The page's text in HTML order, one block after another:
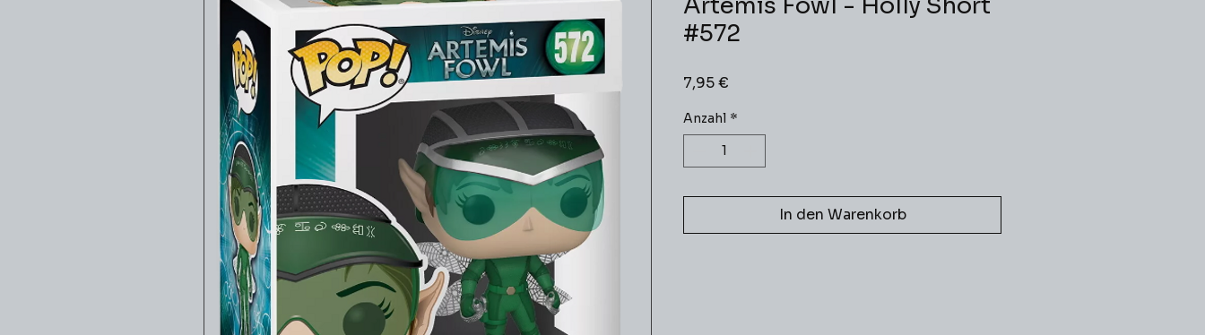
#572
7,95 €
Anzahl *
In den Warenkorb